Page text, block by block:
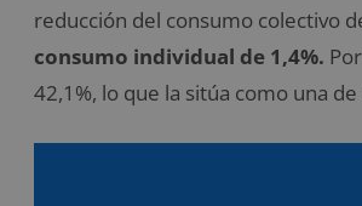
reducción del consumo colectivo
consumo individual de 1,4%.
42,1%, lo que la sitúa como una